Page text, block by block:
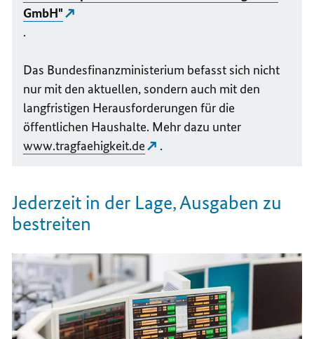
GmbH"
.
Das Bundesfinanzministerium befasst sich nicht
nur mit den aktuellen, sondern auch mit den
langfristigen Herausforderungen für die
öffentlichen Haushalte. Mehr dazu unter
www.tragfaehigkeit.de
.
Jederzeit in der Lage, Ausgaben zu
bestreiten